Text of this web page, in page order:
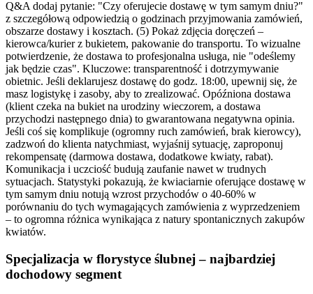
Q&A dodaj pytanie: "Czy oferujecie dostawę w tym samym dniu?"
z szczegółową odpowiedzią o godzinach przyjmowania zamówień,
obszarze dostawy i kosztach. (5) Pokaż zdjęcia doręczeń –
kierowca/kurier z bukietem, pakowanie do transportu. To wizualne
potwierdzenie, że dostawa to profesjonalna usługa, nie "odeślemy
jak będzie czas". Kluczowe: transparentność i dotrzymywanie
obietnic. Jeśli deklarujesz dostawę do godz. 18:00, upewnij się, że
masz logistykę i zasoby, aby to zrealizować. Opóźniona dostawa
(klient czeka na bukiet na urodziny wieczorem, a dostawa
przychodzi następnego dnia) to gwarantowana negatywna opinia.
Jeśli coś się komplikuje (ogromny ruch zamówień, brak kierowcy),
zadzwoń do klienta natychmiast, wyjaśnij sytuację, zaproponuj
rekompensatę (darmowa dostawa, dodatkowe kwiaty, rabat).
Komunikacja i uczciość budują zaufanie nawet w trudnych
sytuacjach. Statystyki pokazują, że kwiaciarnie oferujące dostawę w
tym samym dniu notują wzrost przychodów o 40-60% w
porównaniu do tych wymagających zamówienia z wyprzedzeniem
– to ogromna różnica wynikająca z natury spontanicznych zakupów
kwiatów.
Specjalizacja w florystyce ślubnej – najbardziej
dochodowy segment